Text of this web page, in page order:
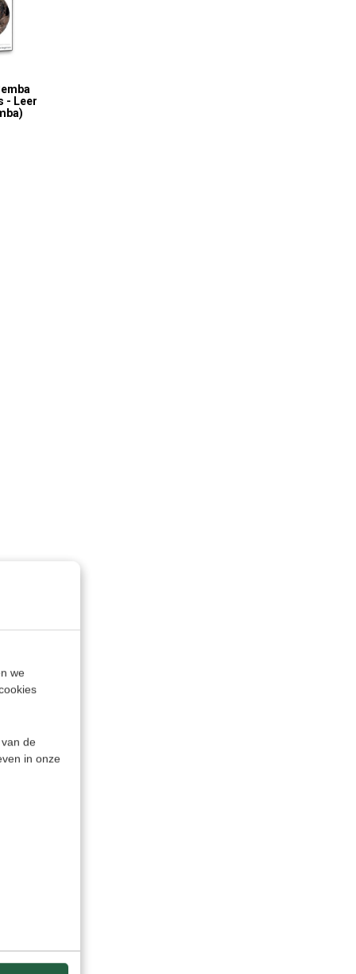
we
de
in onze
- Leer